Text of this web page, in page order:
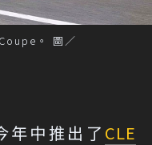
。 圖／
年中推出了 CLE